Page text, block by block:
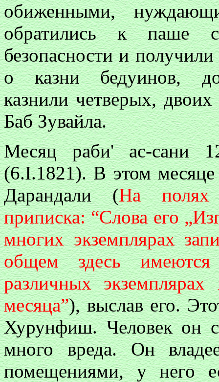
обиженными,
обратились к паше с
безопасности и
о казни бедуинов,
казнили четверых,
Баб Зувайла.
Месяц раби' ас-сани
(6.I.1821). В этом
Дарандали (На полях
приписка: “Слова его
многих экземплярах
общем здесь имеются
различных
месяца”), выслав его.
Хурунфиш. Человек он
много вреда. Он
помещениями, у него